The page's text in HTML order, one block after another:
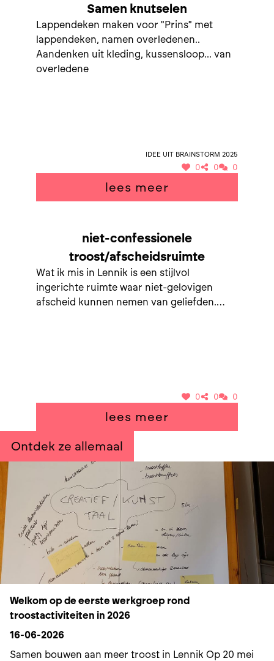
Samen knutselen
Lappendeken maken voor "Prins" met
lappendeken, namen overledenen..
Aandenken uit kleding, kussensloop... van
overledene
Idee uit brainstorm 2025
0 0 0
lees meer
niet-confessionele
troost/afscheidsruimte
Wat ik mis in Lennik is een stijlvol
ingerichte ruimte waar niet-gelovigen
afscheid kunnen nemen van geliefden.
andere voorbeelden, zoals Merchtem.
0 0 0
lees meer
Ontdek ze allemaal
Welkom op de eerste werkgroep rond
troostactiviteiten in 2026
16-06-2026
Samen bouwen aan meer troost in Lennik Op 20 mei